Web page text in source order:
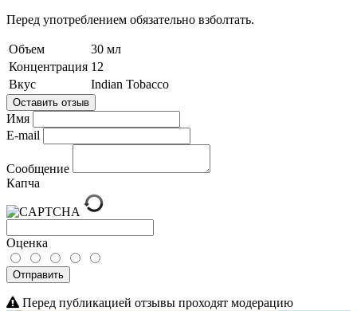
Перед употреблением обязательно взболтать.
Объем
30 мл
Концентрация 12
Вкус
Indian Tobacco
Оставить отзыв
Имя
E-mail
Сообщение
Капча
Оценка
Отправить
Перед публикацией отзывы проходят модерацию